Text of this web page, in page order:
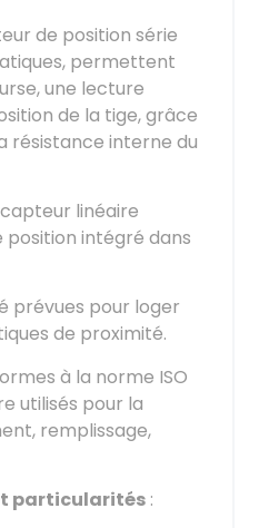
de position série
permettent
une lecture
de la tige, grâce
résistance interne du
capteur linéaire
intégré dans
prévues pour loger
de proximité.
à la norme ISO
utilisés pour la
remplissage,
particularités :